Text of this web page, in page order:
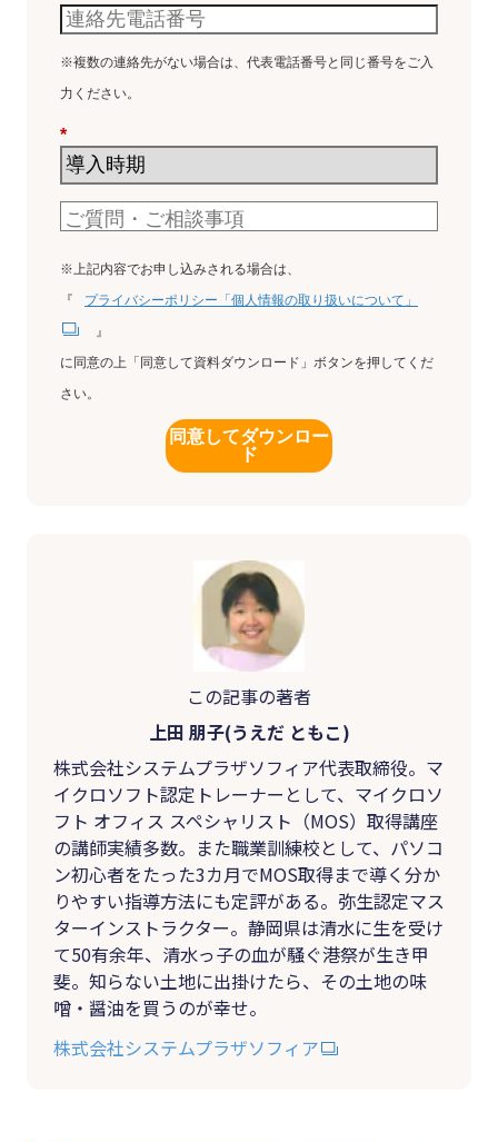
※複数の連絡先がない場合は、代表電話番号と同じ番号をご入
力ください。
*
※上記内容でお申し込みされる場合は、
『
プライバシーポリシー「個人情報の取り扱いについて」
』
に同意の上「同意して資料ダウンロード」ボタンを押してくだ
さい。
同意してダウンロー
ド
この記事の著者
上田 朋子(うえだ ともこ)
株式会社システムプラザソフィア代表取締役。マ
イクロソフト認定トレーナーとして、マイクロソ
フト オフィス スペシャリスト（MOS）取得講座
の講師実績多数。また職業訓練校として、パソコ
ン初心者をたった3カ月でMOS取得まで導く分か
りやすい指導方法にも定評がある。弥生認定マス
ターインストラクター。静岡県は清水に生を受け
て50有余年、清水っ子の血が騒ぐ港祭が生き甲
斐。知らない土地に出掛けたら、その土地の味
噌・醤油を買うのが幸せ。
株式会社システムプラザソフィア